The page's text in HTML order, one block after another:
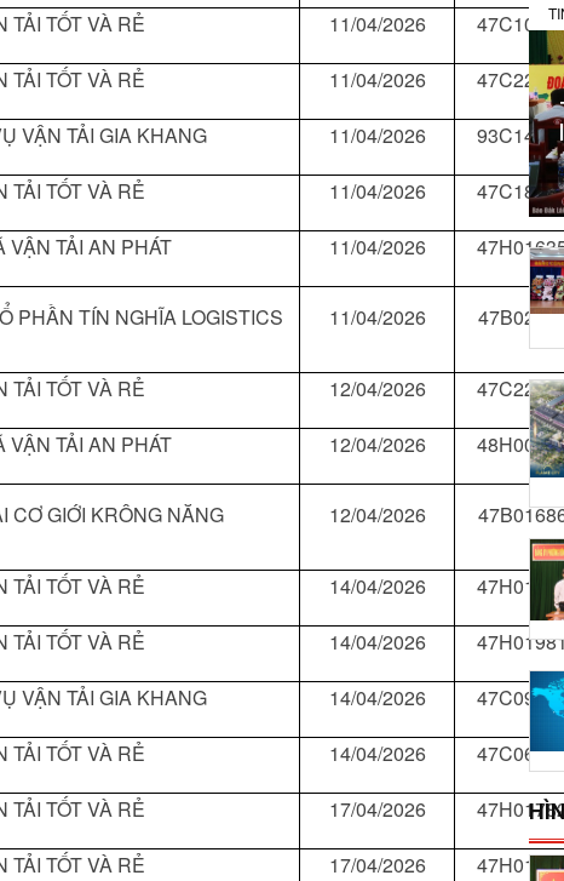
TẢI TỐT VÀ RẺ 11/04/2026
TẢI TỐT VÀ RẺ 11/04/2026
VẬN TẢI GIA KHANG 11/04/2026
TẢI TỐT VÀ RẺ 11/04/2026
VẬN TẢI AN PHÁT 11/04/2026
PHẦN TÍN NGHĨA LOGISTICS 11/04/2026
TẢI TỐT VÀ RẺ 12/04/2026
VẬN TẢI AN PHÁT 12/04/2026
CƠ GIỚI KRÔNG NĂNG 12/04/2026
TẢI TỐT VÀ RẺ 14/04/2026
TẢI TỐT VÀ RẺ 14/04/2026
VẬN TẢI GIA KHANG 14/04/2026
TẢI TỐT VÀ RẺ 14/04/2026
TẢI TỐT VÀ RẺ 17/04/2026
TẢI TỐT VÀ RẺ 17/04/2026